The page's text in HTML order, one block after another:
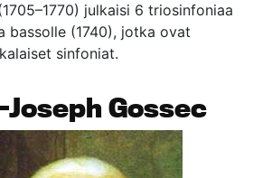
julkaisi 6 triosinfoniaa
bassolle (1740), jotka ovat
sinfoniat.
Gossec